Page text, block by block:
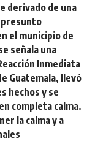
derivado de una
presunto
el municipio de
señala una
Inmediata
Guatemala, llevó
hechos y se
completa calma.
la calma y a